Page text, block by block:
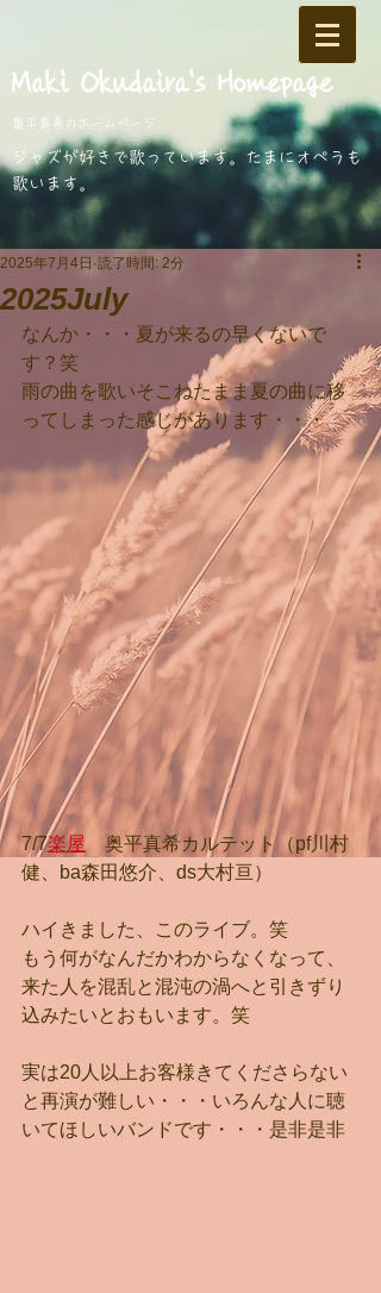
​Maki Okudaira's Homepage
奥平真希のホームページ
​ジャズが好きで歌っています。 たまにオペラも
歌います。
2025July
2025年7月4日 読了時間: 2分
なんか・・・夏が来るの早くないで
す？笑
雨の曲を歌いそこねたまま夏の曲に移
ってしまった感じがあります・・・
7/7楽屋 奥平真希カルテット（pf川村
健、ba森田悠介、ds大村亘）
ハイきました、このライブ。笑
もう何がなんだかわからなくなって、
来た人を混乱と混沌の渦へと引きずり
込みたいとおもいます。笑
実は20人以上お客様きてくださらない
と再演が難しい・・・いろんな人に聴
いてほしいバンドです・・・是非是非